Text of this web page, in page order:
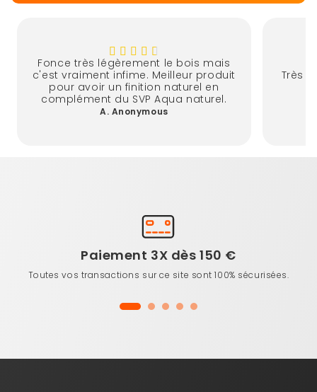
Fonce très légèrement le bois mais
c'est vraiment infime. Meilleur produit
pour avoir un finition naturel en
complément du SVP Aqua naturel.
A. Anonymous
Très
Paiement 3X dès 150 €
Toutes vos transactions sur ce site sont 100% sécurisées.